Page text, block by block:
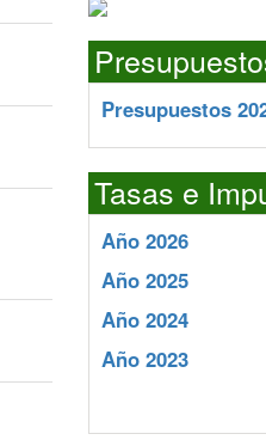
Presupuestos
Tasas e
Año 2026
Año 2025
Año 2024
Año 2023